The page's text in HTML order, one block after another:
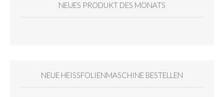
NEUES PRODUKT DES MONATS
NEUE HEISSFOLIENMASCHINE BESTELLEN